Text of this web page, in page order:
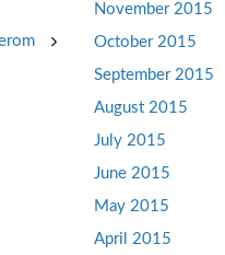
November 2015
October 2015
September 2015
August 2015
July 2015
June 2015
May 2015
April 2015